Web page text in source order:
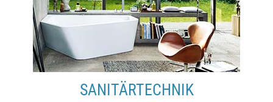
SANITÄR­TECHNIK